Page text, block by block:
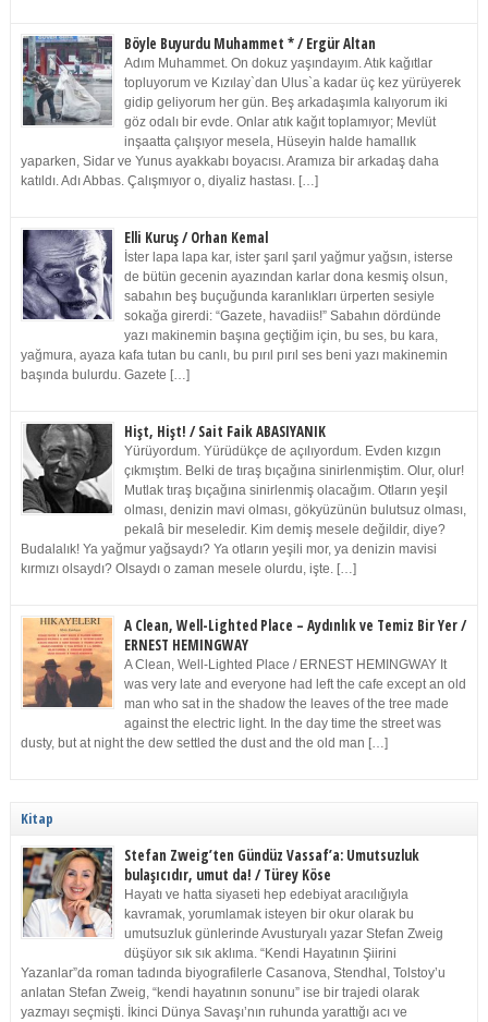
Böyle Buyurdu Muhammet * / Ergür Altan
Adım Muhammet. On dokuz yaşındayım. Atık kağıtlar
topluyorum ve Kızılay`dan Ulus`a kadar üç kez yürüyerek
gidip geliyorum her gün. Beş arkadaşımla kalıyorum iki
göz odalı bir evde. Onlar atık kağıt toplamıyor; Mevlüt
inşaatta çalışıyor mesela, Hüseyin halde hamallık
yaparken, Sidar ve Yunus ayakkabı boyacısı. Aramıza bir arkadaş daha
katıldı. Adı Abbas. Çalışmıyor o, diyaliz hastası. […]
Elli Kuruş / Orhan Kemal
İster lapa lapa kar, ister şarıl şarıl yağmur yağsın, isterse
de bütün gecenin ayazından karlar dona kesmiş olsun,
sabahın beş buçuğunda karanlıkları ürperten sesiyle
sokağa girerdi: “Gazete, havadiis!” Sabahın dördünde
yazı makinemin başına geçtiğim için, bu ses, bu kara,
yağmura, ayaza kafa tutan bu canlı, bu pırıl pırıl ses beni yazı makinemin
başında bulurdu. Gazete […]
Hişt, Hişt! / Sait Faik ABASIYANIK
Yürüyordum. Yürüdükçe de açılıyordum. Evden kızgın
çıkmıştım. Belki de tıraş bıçağına sinirlenmiştim. Olur, olur!
Mutlak tıraş bıçağına sinirlenmiş olacağım. Otların yeşil
olması, denizin mavi olması, gökyüzünün bulutsuz olması,
pekalâ bir meseledir. Kim demiş mesele değildir, diye?
Budalalık! Ya yağmur yağsaydı? Ya otların yeşili mor, ya denizin mavisi
kırmızı olsaydı? Olsaydı o zaman mesele olurdu, işte. […]
A Clean, Well-Lighted Place – Aydınlık ve Temiz Bir Yer /
ERNEST HEMINGWAY
A Clean, Well-Lighted Place / ERNEST HEMINGWAY It
was very late and everyone had left the cafe except an old
man who sat in the shadow the leaves of the tree made
against the electric light. In the day time the street was
dusty, but at night the dew settled the dust and the old man […]
Kitap
Stefan Zweig’ten Gündüz Vassaf’a: Umutsuzluk
bulaşıcıdır, umut da! / Türey Köse
Hayatı ve hatta siyaseti hep edebiyat aracılığıyla
kavramak, yorumlamak isteyen bir okur olarak bu
umutsuzluk günlerinde Avusturyalı yazar Stefan Zweig
düşüyor sık sık aklıma. “Kendi Hayatının Şiirini
Yazanlar”da roman tadında biyografilerle Casanova, Stendhal, Tolstoy’u
anlatan Stefan Zweig, “kendi hayatının sonunu” ise bir trajedi olarak
yazmayı seçmişti. İkinci Dünya Savaşı’nın ruhunda yarattığı acı ve